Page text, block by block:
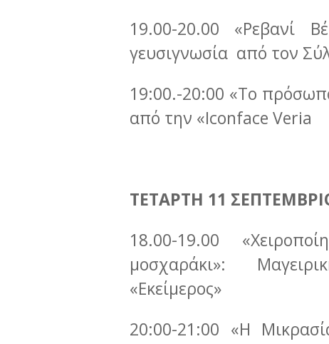
19.00-20.00 «Ρεβανί
γευσιγνωσία από τον
19:00.-20:00 «Το
από την «Iconface Veria
ΤΕΤΑΡΤΗ 11
18.00-19.00
μοσχαράκι»:
«Eκείμερος»
20:00-21:00 «Η